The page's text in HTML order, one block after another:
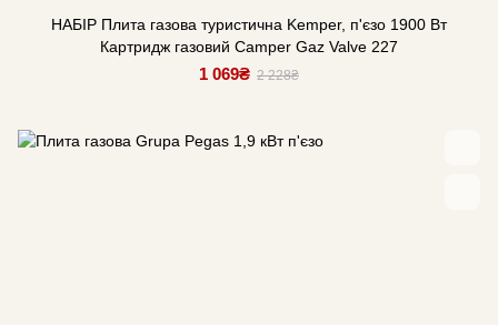
НАБІР Плита газова туристична Kemper, п'єзо 1900 Вт
Картридж газовий Camper Gaz Valve 227
1 069₴ 2 228₴